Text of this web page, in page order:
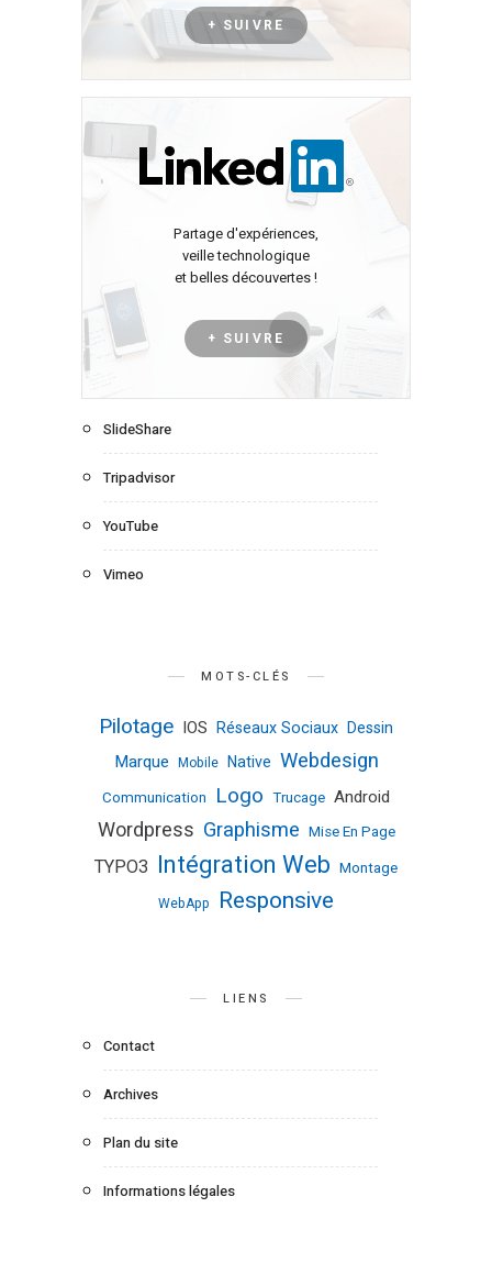
+ SUIVRE
Partage d'expériences,
veille technologique
et belles découvertes !
+ SUIVRE
SlideShare
Tripadvisor
YouTube
Vimeo
MOTS-CLÉS
Pilotage IOS Réseaux Sociaux Dessin
Marque Mobile Native Webdesign
Communication Logo Trucage Android
Wordpress Graphisme Mise En Page
TYPO3 Intégration Web Montage
WebApp Responsive
LIENS
Contact
Archives
Plan du site
Informations légales